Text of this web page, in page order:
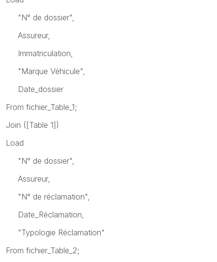
"N° de dossier",
Assureur,
Immatriculation,
"Marque Véhicule",
Date_dossier
From fichier_Table_1;
Join ([Table 1])
Load
"N° de dossier",
Assureur,
"N° de réclamation",
Date_Réclamation,
"Typologie Réclamation"
From fichier_Table_2;